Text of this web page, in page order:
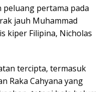
pertama pada
jauh Muhammad
kiper Filipina, Nicholas
tercipta, termasuk
Raka Cahyana yang